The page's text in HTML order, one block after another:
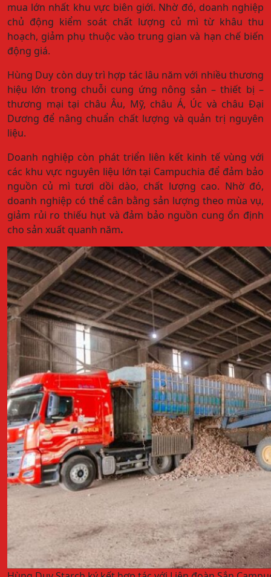
mua lớn nhất khu vực biên giới. Nhờ đó, doanh nghiệp
chủ động kiểm soát chất lượng củ mì từ khâu thu
hoạch, giảm phụ thuộc vào trung gian và hạn chế biến
động giá.
Hùng Duy còn duy trì hợp tác lâu năm với nhiều thương
hiệu lớn trong chuỗi cung ứng nông sản – thiết bị –
thương mại tại châu Âu, Mỹ, châu Á, Úc và châu Đại
Dương để nâng chuẩn chất lượng và quản trị nguyên
liệu.
Doanh nghiệp còn phát triển liên kết kinh tế vùng với
các khu vực nguyên liệu lớn tại Campuchia để đảm bảo
nguồn củ mì tươi dồi dào, chất lượng cao. Nhờ đó,
doanh nghiệp có thể cân bằng sản lượng theo mùa vụ,
giảm rủi ro thiếu hụt và đảm bảo nguồn cung ổn định
cho sản xuất quanh năm.